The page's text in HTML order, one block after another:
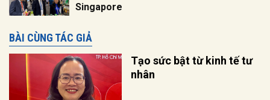
Singapore
BÀI CÙNG TÁC GIẢ
Tạo sức bật từ kinh tế tư
nhân